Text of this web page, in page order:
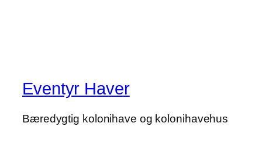
Eventyr Haver
Bæredygtig kolonihave og kolonihavehus